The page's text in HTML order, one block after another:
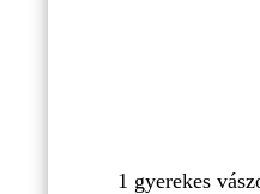
1 gyerekes